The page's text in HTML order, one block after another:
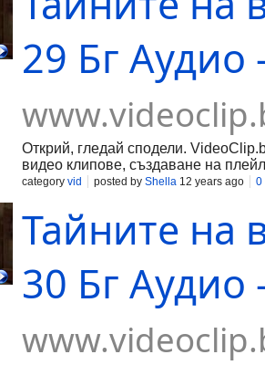
29 Бг Аудио
Открий, гледай сподели.
видео клипове, създаване на
category vid posted by Shella 12 years ago 0
Тайните на
30 Бг Аудио